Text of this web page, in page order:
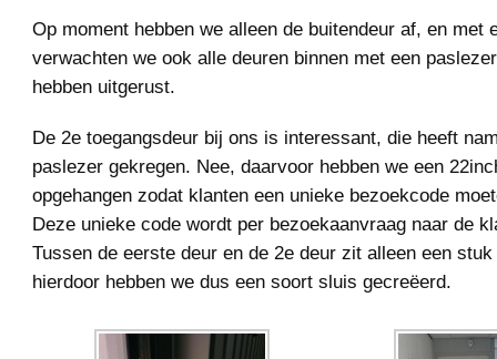
Op moment hebben we alleen de buitendeur af, en met
verwachten we ook alle deuren binnen met een
hebben uitgerust.
De 2e toegangsdeur bij ons is interessant, die heeft
paslezer gekregen. Nee, daarvoor hebben we een
opgehangen zodat klanten een unieke bezoekcode
Deze unieke code wordt per bezoekaanvraag naar de
Tussen de eerste deur en de 2e deur zit alleen een stuk
hierdoor hebben we dus een soort sluis gecreëerd.